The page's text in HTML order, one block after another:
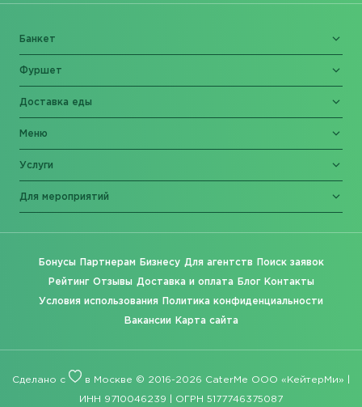
Банкет
Фуршет
Доставка еды
Меню
Услуги
Для мероприятий
Бонусы Партнерам Бизнесу Для агентств Поиск заявок
Рейтинг Отзывы Доставка и оплата Блог Контакты
Условия использования Политика конфиденциальности
Вакансии Карта сайта
Сделано с в Москве © 2016-2026 CaterMe ООО «КейтерМи» |
ИНН 9710046239 | ОГРН 5177746375087